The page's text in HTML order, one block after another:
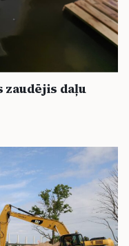
zaudējis daļu